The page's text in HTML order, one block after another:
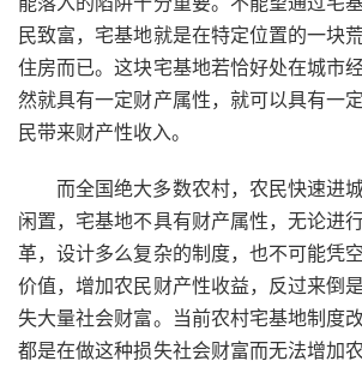
民致富，宅基地就是在特定位置的一块
住房而已。这块宅基地若恰好处在城市
然就具有一定财产属性，就可以具有一
民带来财产性收入。
而全国绝大多数农村，农民快速进
闲置，宅基地不具有财产属性，无论进
革，设计多么复杂的制度，也不可能凭
价值，增加农民财产性收益，反过来倒
失大量社会财富。当前农村宅基地制度
都是在做这种损失社会财富而无法增加